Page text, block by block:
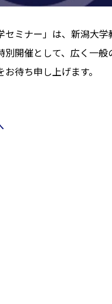
ミナー」は、新潟大学
別開催として、広く一
待ち申し上げます。